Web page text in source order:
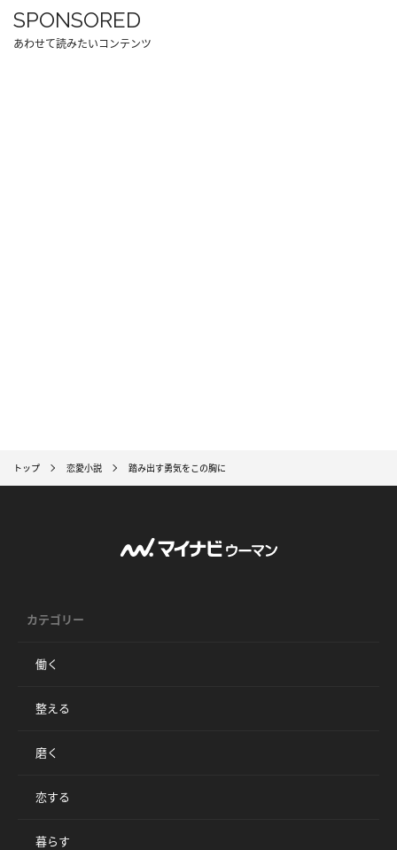
SPONSORED
あわせて読みたいコンテンツ
トップ 恋愛小説 踏み出す勇気をこの胸に
カテゴリー
働く
整える
磨く
恋する
暮らす